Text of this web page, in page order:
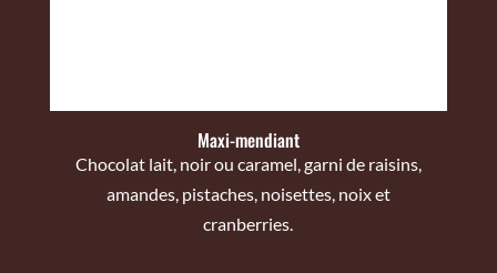
Maxi-mendiant
Chocolat lait, noir ou caramel, garni de raisins,
amandes, pistaches, noisettes, noix et
cranberries.